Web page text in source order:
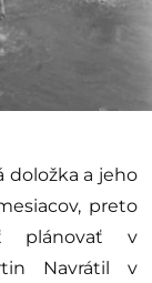
doložka a jeho
preto
plánovať v
Navrátil v